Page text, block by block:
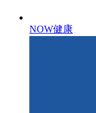
NOW健康